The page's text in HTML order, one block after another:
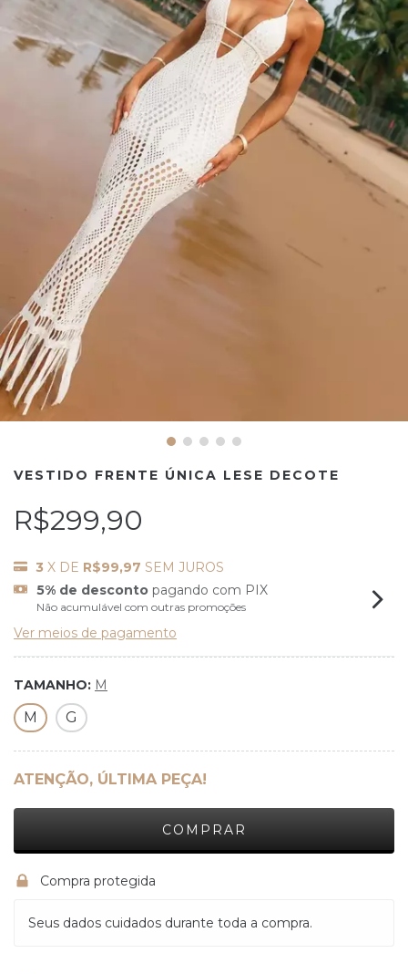
VESTIDO FRENTE ÚNICA LESE DECOTE
R$299,90
3 X DE R$99,97 SEM JUROS
5% de desconto pagando com PIX
Não acumulável com outras promoções
Ver meios de pagamento
TAMANHO: M
M G
ATENÇÃO, ÚLTIMA PEÇA!
Compra protegida
Seus dados cuidados durante toda a compra.